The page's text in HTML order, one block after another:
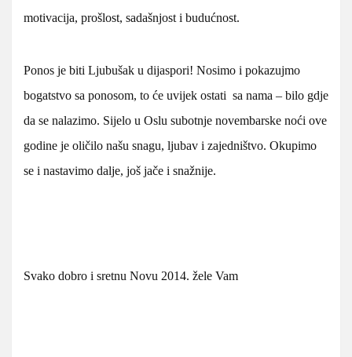
motivacija, prošlost, sadašnjost i budućnost.
Ponos je biti Ljubušak u dijaspori! Nosimo i pokazujmo
bogatstvo sa ponosom, to će uvijek ostati sa nama – bilo gdje
da se nalazimo. Sijelo u Oslu subotnje novembarske noći ove
godine je oličilo našu snagu, ljubav i zajedništvo. Okupimo
se i nastavimo dalje, još jače i snažnije.
Svako dobro i sretnu Novu 2014. žele Vam